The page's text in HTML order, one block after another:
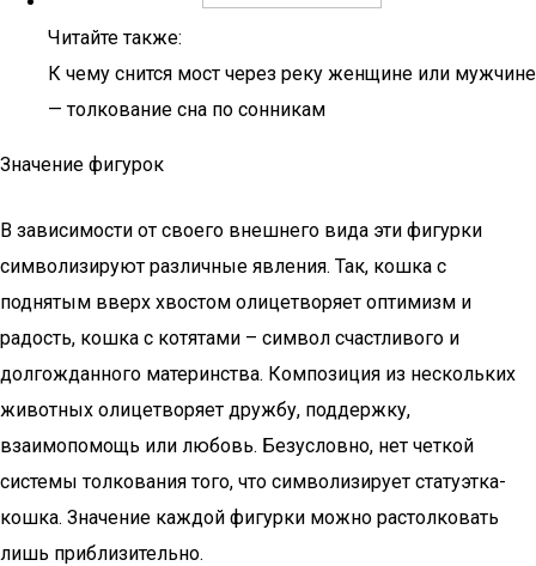
Читайте также:
К чему снится мост через реку женщине или мужчине
— толкование сна по сонникам
Значение фигурок
В зависимости от своего внешнего вида эти фигурки
символизируют различные явления. Так, кошка с
поднятым вверх хвостом олицетворяет оптимизм и
радость, кошка с котятами – символ счастливого и
долгожданного материнства. Композиция из нескольких
животных олицетворяет дружбу, поддержку,
взаимопомощь или любовь. Безусловно, нет четкой
системы толкования того, что символизирует статуэтка-
кошка. Значение каждой фигурки можно растолковать
лишь приблизительно.